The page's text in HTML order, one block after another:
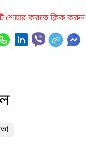
শেয়ার করতে ক্লিক করুন